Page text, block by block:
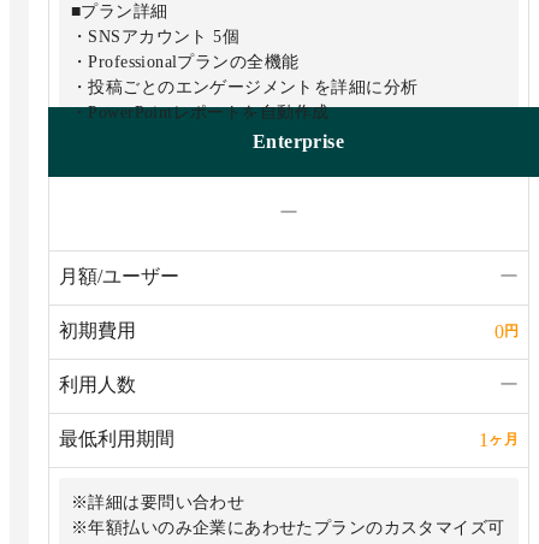
■プラン詳細
・SNSアカウント 5個
・Professionalプランの全機能
・投稿ごとのエンゲージメントを詳細に分析
・PowerPointレポートを自動作成
・キャンペーン（抽選・当選通知）
・投稿への反応を確認 (リポストのみ)
・5名までのチームでのSNS運用
Enterprise
ー
月額/ユーザー ー
初期費用 0円
利用人数 ー
最低利用期間 1 ヶ月
※詳細は要問い合わせ
※年額払いのみ企業にあわせたプランのカスタマイズ可